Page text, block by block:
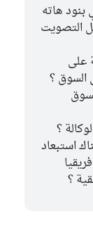
بنود هاته
التصويت
على
السوق ؟
؟
استبعاد
؟